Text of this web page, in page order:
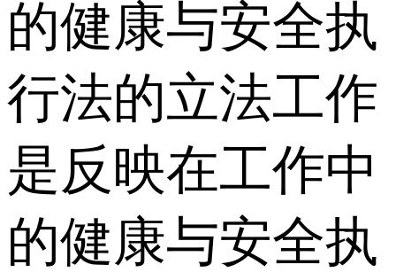
的健康与安全执
行法的立法工作
是反映在工作中
的健康与安全执